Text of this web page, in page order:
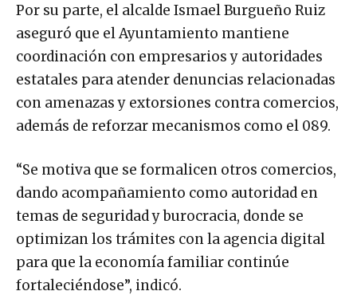
Por su parte, el alcalde Ismael Burgueño Ruiz
aseguró que el Ayuntamiento mantiene
coordinación con empresarios y autoridades
estatales para atender denuncias relacionadas
con amenazas y extorsiones contra comercios,
además de reforzar mecanismos como el 089.
“Se motiva que se formalicen otros comercios,
dando acompañamiento como autoridad en
temas de seguridad y burocracia, donde se
optimizan los trámites con la agencia digital
para que la economía familiar continúe
fortaleciéndose”, indicó.